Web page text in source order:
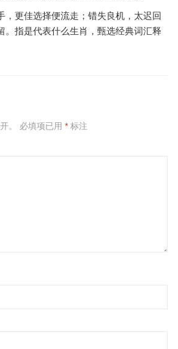
，更佳选择便流走；错失良机，太迟回
。指是代表什么生肖，甄选经典词汇释
。 必填项已用 *标注